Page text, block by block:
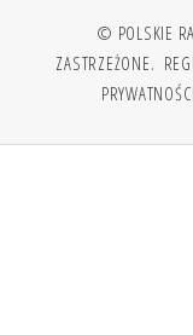
© POLSKIE
ZASTRZEŻONE.
PRYWATNOŚCI